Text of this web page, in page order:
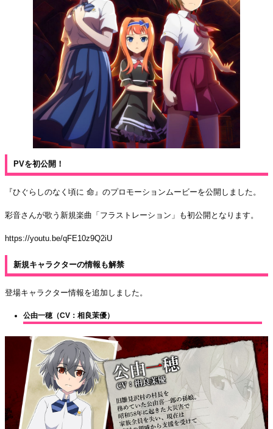
PVを初公開！
『ひぐらしのなく頃に 命』のプロモーションムービーを公開しました。
彩音さんが歌う新規楽曲「フラストレーション」も初公開となります。
https://youtu.be/qFE10z9Q2iU
新規キャラクターの情報も解禁
登場キャラクター情報を追加しました。
公由一穂（CV：相良茉優）